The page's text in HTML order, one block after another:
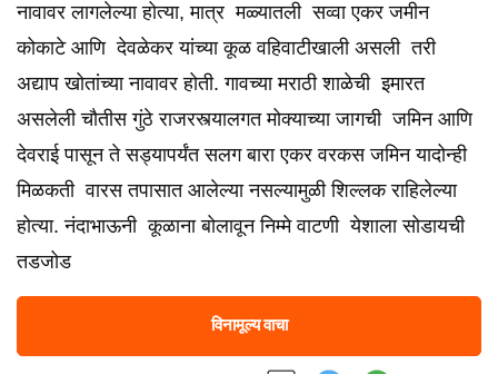
नावावर लागलेल्या होत्या, मात्र मळ्यातली सव्वा एकर जमीन
कोकाटे आणि देवळेकर यांच्या कूळ वहिवाटीखाली असली तरी
अद्याप खोतांच्या नावावर होती. गावच्या मराठी शाळेची इमारत
असलेली चौतीस गुंठे राजरस्त्यालगत मोक्याच्या जागची जमिन आणि
देवराई पासून ते सड्यापर्यंत सलग बारा एकर वरकस जमिन यादोन्ही
मिळकती वारस तपासात आलेल्या नसल्यामुळी शिल्लक राहिलेल्या
होत्या. नंदाभाऊनी कूळाना बोलावून निम्मे वाटणी येशाला सोडायची
तडजोड
विनामूल्य वाचा